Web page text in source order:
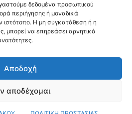
δεδομένα προσωπικού
περιήγησης ή μοναδικά
ιστότοπο. Η μη συγκατάθεση ή η
μπορεί να επηρεάσει αρνητικά
Αποδοχή
αποδέχομαι
Όροι Χρήσης